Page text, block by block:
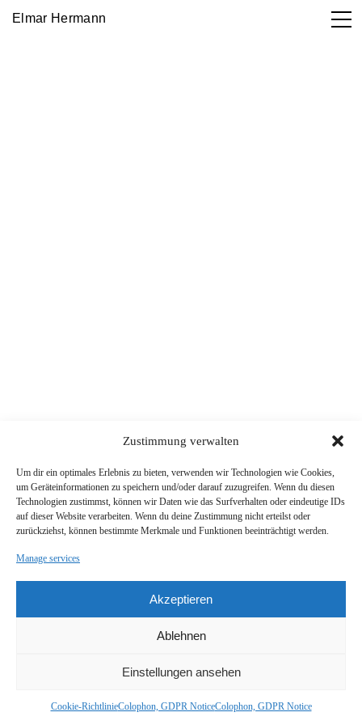
Zustimmung verwalten
Um dir ein optimales Erlebnis zu bieten, verwenden wir Technologien wie Cookies,
um Geräteinformationen zu speichern und/oder darauf zuzugreifen. Wenn du diesen
Technologien zustimmst, können wir Daten wie das Surfverhalten oder eindeutige IDs
auf dieser Website verarbeiten. Wenn du deine Zustimmung nicht erteilst oder
zurückziehst, können bestimmte Merkmale und Funktionen beeinträchtigt werden.
Manage services
Akzeptieren
Ablehnen
Einstellungen ansehen
Cookie-RichtlinieColophon, GDPR NoticeColophon, GDPR Notice
Elmar Hermann